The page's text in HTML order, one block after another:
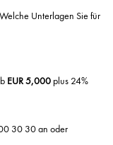
Unterlagen Sie für
EUR5,000 plus 24%
30 30 an oder